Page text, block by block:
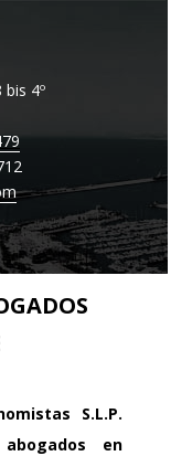
4º
S.L.P.
en